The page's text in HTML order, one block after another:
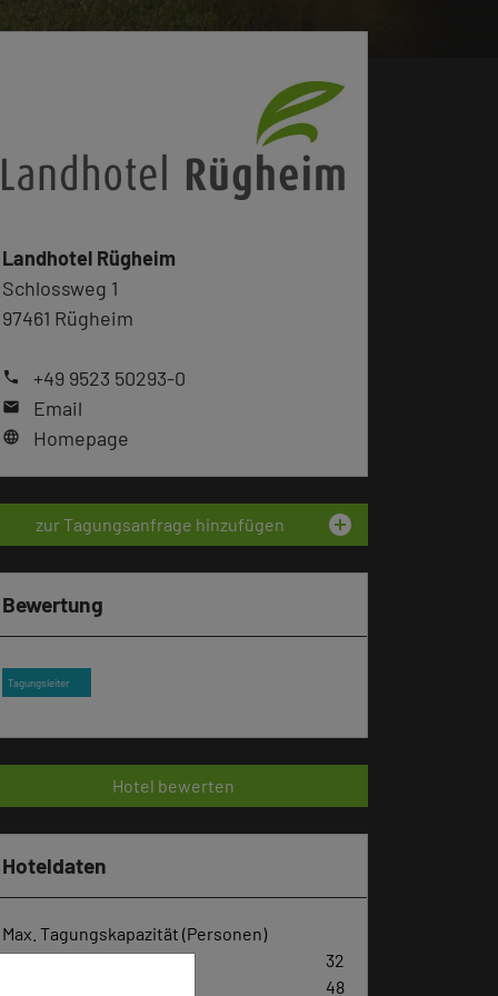
Landhotel Rügheim
Schlossweg 1
97461 Rügheim
phone +49 9523 50293-0
mail Email
language Homepage
zur Tagungsanfrage hinzufügen add_circle
Bewertung
Tagungsleiter
Hotel bewerten
Hoteldaten
Max. Tagungskapazität (Personen)
U-Form
32
48